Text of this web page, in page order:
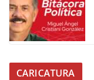
CARICATURA